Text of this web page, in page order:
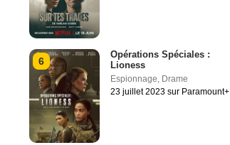
6
Opérations Spéciales :
Lioness
Espionnage, Drame
23 juillet 2023 sur Paramount+